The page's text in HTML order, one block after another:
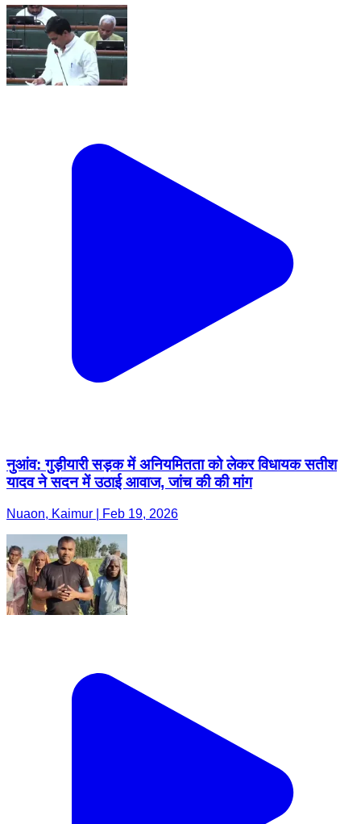
नुआंव: गुड़ीयारी सड़क में अनियमितता को लेकर विधायक सतीश
यादव ने सदन में उठाई आवाज, जांच की की मांग
Nuaon, Kaimur | Feb 19, 2026